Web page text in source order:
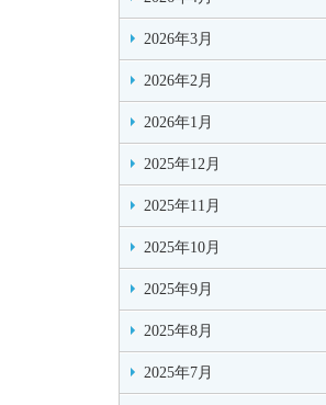
2026年3月
2026年2月
2026年1月
2025年12月
2025年11月
2025年10月
2025年9月
2025年8月
2025年7月